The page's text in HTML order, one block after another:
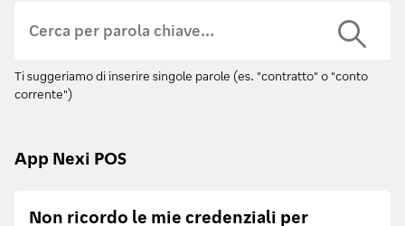
Ti suggeriamo di inserire singole parole (es. "contratto" o "conto
corrente")
App Nexi POS
Non ricordo le mie credenziali per